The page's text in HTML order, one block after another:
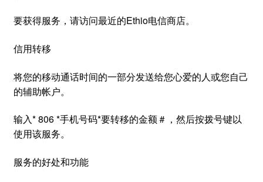
要获得服务，请访问最近的Ethio电信商店。
信用转移
将您的移动通话时间的一部分发送给您心爱的人或您自己
的辅助帐户。
输入* 806 *手机号码*要转移的金额＃，然后按拨号键以
使用该服务。
服务的好处和功能